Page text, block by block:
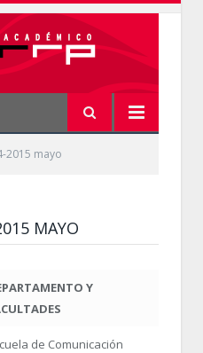
2015 mayo
MAYO
Y
de Comunicación